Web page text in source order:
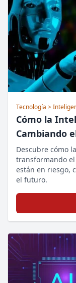
Tecnología >
Cómo la
Cambiando
Descubre cómo
transformando el
están en riesgo,
el futuro.